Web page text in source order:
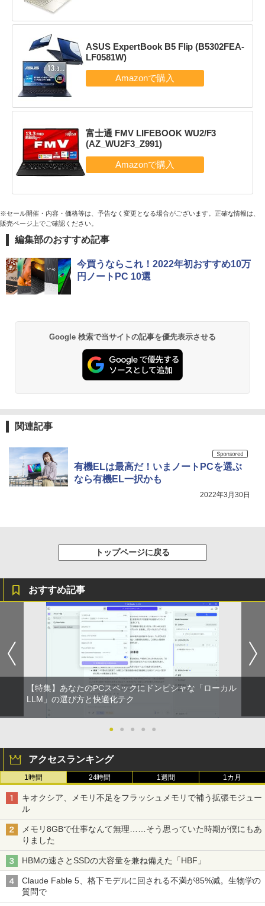
ASUS ExpertBook B5 Flip (B5302FEA-
LF0581W)
富士通 FMV LIFEBOOK WU2/F3
(AZ_WU2F3_Z991)
※セール開催・内容・価格等は、予告なく変更となる場合がございます。正確な情報は、
販売ページ上でご確認ください。
編集部のおすすめ記事
今買うならこれ！2022年初おすすめ10万
円ノートPC 10選
Google 検索で当サイトの記事を優先表示させる
関連記事
有機ELは最高だ！いまノートPCを選ぶ
なら有機EL一択かも
2022年3月30日
トップページに戻る
おすすめ記事
【特集】あなたのPCスペックにドンピシャな「ローカル
LLM」の選び方と快適化テク
● ● ● ● ●
アクセスランキング
1時間 24時間 1週間 1カ月
キオクシア、メモリ不足をフラッシュメモリで補う拡張モジュー
ル
メモリ8GBで仕事なんて無理……そう思っていた時期が僕にもあ
りました
HBMの速さとSSDの大容量を兼ね備えた「HBF」
Claude Fable 5、格下モデルに回される不満が85%減。生物学の
質問で